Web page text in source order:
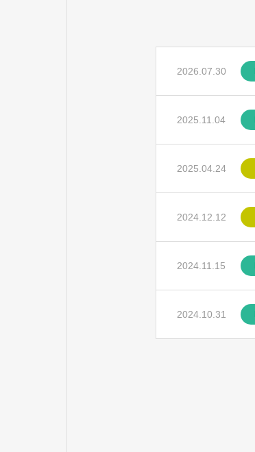
2026.07.30
2025.11.04
2025.04.24
2024.12.12
2024.11.15
2024.10.31